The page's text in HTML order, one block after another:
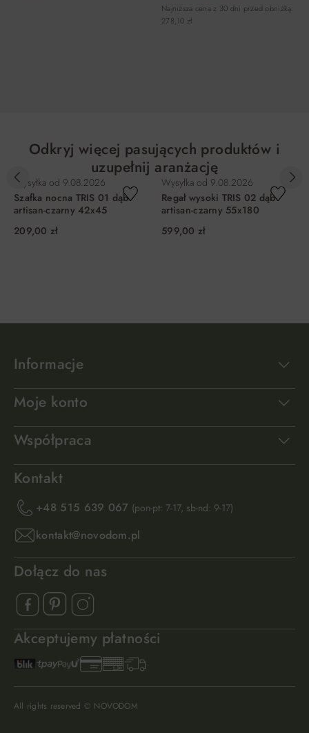
Najniższa cena z 30 dni przed obniżką:
278,10 zł
Odkryj więcej pasujących produktów i
uzupełnij aranżację
Wysyłka od 9.08.2026
Szafka nocna TRIS 01 dąb
artisan-czarny 42x45
209,00 zł
Wysyłka od 9.08.2026
Regał wysoki TRIS 02 dąb
artisan-czarny 55x180
599,00 zł
Informacje
Moje konto
Współpraca
Kontakt
+48 515 639 067 (pon-pt: 7-17, sb-nd: 9-17)
kontakt@novodom.pl
Dołącz do nas
Akceptujemy płatności
All rights reserved © NOVODOM